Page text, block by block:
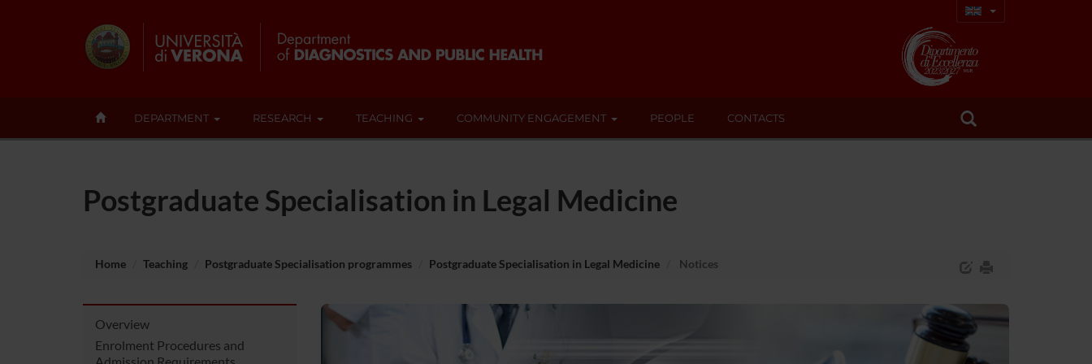
DEPARTMENT RESEARCH TEACHING COMMUNITY ENGAGEMENT PEOPLE CONTACTS
Postgraduate Specialisation in Legal Medicine
Home Teaching Postgraduate Specialisation programmes Postgraduate Specialisation in Legal Medicine Notices
Overview
Enrolment Procedures and